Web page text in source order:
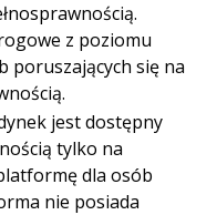
z poziomu
poruszających się na
jest dostępny
tylko na
dla osób
nie posiada